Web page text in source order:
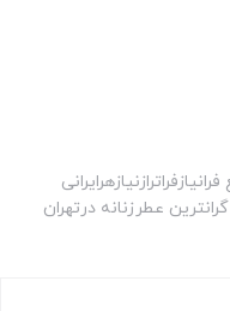
گرانترین عطرزنانه درتهران Cool Water.1 گرانترین عطرزنانه درتهران